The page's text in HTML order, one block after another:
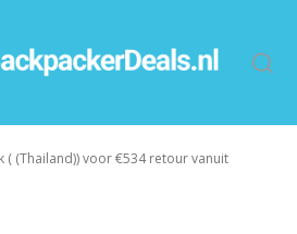
( (Thailand)) voor €534 retour vanuit